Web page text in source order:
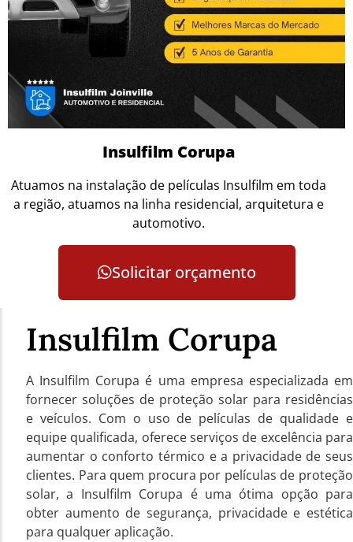
Insulfilm Corupa
Atuamos na instalação de películas Insulfilm em toda
a região, atuamos na linha residencial, arquitetura e
automotivo.
Solicitar orçamento
Insulfilm Corupa
A Insulfilm Corupa é uma empresa especializada em
fornecer soluções de proteção solar para residências
e veículos. Com o uso de películas de qualidade e
equipe qualificada, oferece serviços de excelência para
aumentar o conforto térmico e a privacidade de seus
clientes. Para quem procura por películas de proteção
solar, a Insulfilm Corupa é uma ótima opção para
obter aumento de segurança, privacidade e estética
para qualquer aplicação.